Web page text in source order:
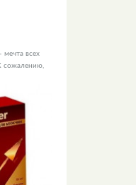
всех
сожалению,